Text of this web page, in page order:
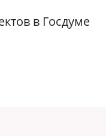
в Госдуме